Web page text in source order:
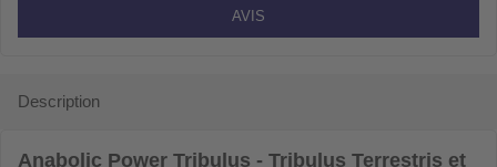
AVIS
Description
Anabolic Power Tribulus - Tribulus Terrestris et